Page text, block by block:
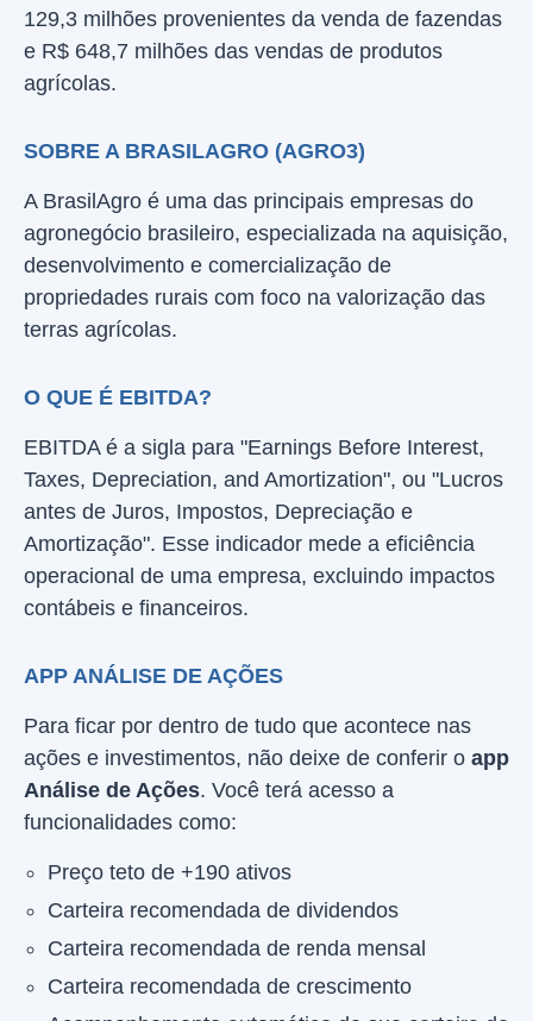
129,3 milhões provenientes da venda de fazendas
e R$ 648,7 milhões das vendas de produtos
agrícolas.
SOBRE A BRASILAGRO (AGRO3)
A BrasilAgro é uma das principais empresas do
agronegócio brasileiro, especializada na aquisição,
desenvolvimento e comercialização de
propriedades rurais com foco na valorização das
terras agrícolas.
O QUE É EBITDA?
EBITDA é a sigla para "Earnings Before Interest,
Taxes, Depreciation, and Amortization", ou "Lucros
antes de Juros, Impostos, Depreciação e
Amortização". Esse indicador mede a eficiência
operacional de uma empresa, excluindo impactos
contábeis e financeiros.
APP ANÁLISE DE AÇÕES
Para ficar por dentro de tudo que acontece nas
ações e investimentos, não deixe de conferir o app
Análise de Ações. Você terá acesso a
funcionalidades como:
Preço teto de +190 ativos
Carteira recomendada de dividendos
Carteira recomendada de renda mensal
Carteira recomendada de crescimento